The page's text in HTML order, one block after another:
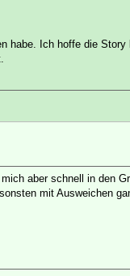
habe. Ich hoffe die
aber schnell in den
mit Ausweichen